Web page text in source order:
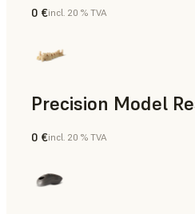
Dentaire
0 €incl. 20 % TVA
Dentaire
0 €incl. 20 % TVA